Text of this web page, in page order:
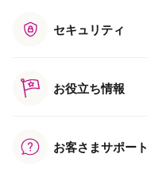
セキュリティ
お役立ち情報
お客さまサポート